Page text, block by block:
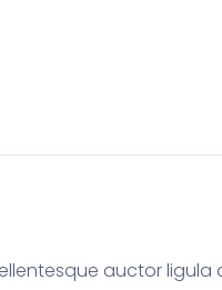
auctor ligula